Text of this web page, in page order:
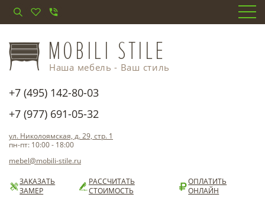
Наша мебель - Ваш стиль
+7 (495) 142-80-03
+7 (977) 691-05-32
ул. Николоямская, д. 29, стр. 1
пн-пт: 10:00 - 18:00
mebel@mobili-stile.ru
ЗАКАЗАТЬ
ЗАМЕР
РАССЧИТАТЬ
СТОИМОСТЬ
ОПЛАТИТЬ
ОНЛАЙН